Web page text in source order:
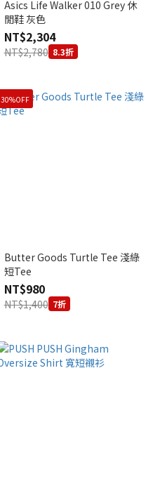
Asics Life Walker 010 Grey 休
閒鞋 灰色
NT$2,304
NT$2,780 8.3折
30%OFF
Butter Goods Turtle Tee 淺綠
短Tee
NT$980
NT$1,400 7折